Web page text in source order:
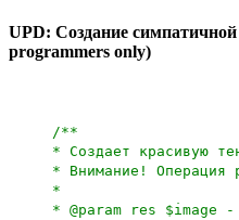
UPD: Создание
programmers only)
/**
* Создает красивую
* Внимание! Операция
*
* @param res $image -